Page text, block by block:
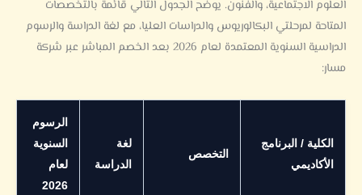
العلوم الاجتماعية، والفنون. يوضح الجدول التالي قائمة بالتخصصات
المتاحة لمرحلتي البكالوريوس والدراسات العليا، مع لغة الدراسة والرسوم
الدراسية السنوية المعتمدة لعام 2026 بعد الخصم المباشر عبر شركة
مسار:
الكلية / البرنامج
الأكاديمي
التخصص
لغة
الدراسة
الرسوم
السنوية
لعام
2026